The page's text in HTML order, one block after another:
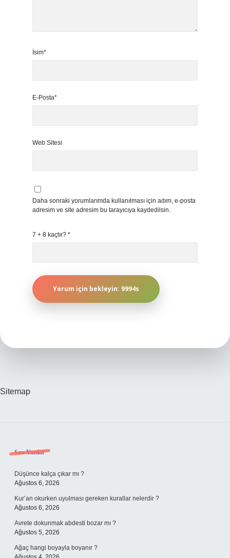
İsim*
E-Posta*
Web Sitesi
Daha sonraki yorumlarımda kullanılması için adım, e-posta
adresim ve site adresim bu tarayıcıya kaydedilsin.
7 + 8 kaçtır? *
Sitemap
Sidebar
Son Yazılar
Düşünce kalça çıkar mı ?
Ağustos 6, 2026
Kur’an okurken uyulması gereken kurallar nelerdir ?
Ağustos 6, 2026
Avrete dokunmak abdesti bozar mı ?
Ağustos 5, 2026
Ağaç hangi boyayla boyanır ?